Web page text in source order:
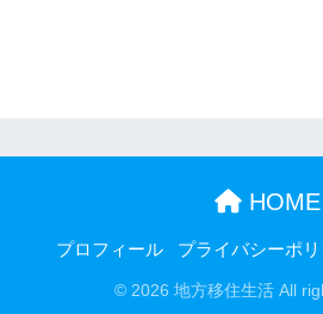
HOME
プロフィール プライバシーポ
© 2026 地方移住生活 All